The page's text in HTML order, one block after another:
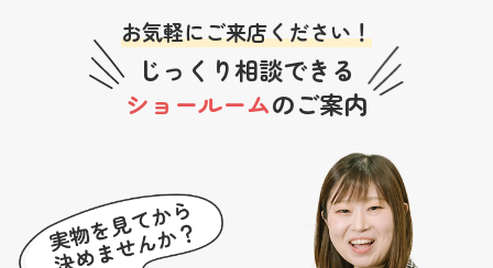
お気軽にご来店ください！
じっくり相談できる
ショールームのご案内